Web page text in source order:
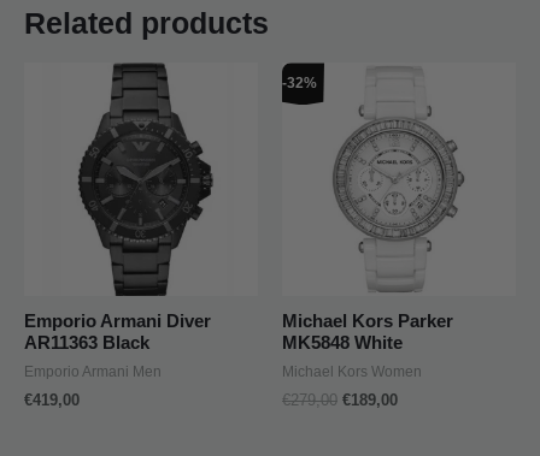
Related products
Emporio Armani Diver
AR11363 Black
Emporio Armani Men
€419,00
-32%
Michael Kors Parker
MK5848 White
Michael Kors Women
€279,00
was:
€279,00.
€189,00
€189,00.